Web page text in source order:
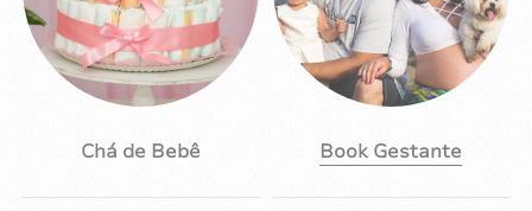
Chá de Bebê Book Gestante